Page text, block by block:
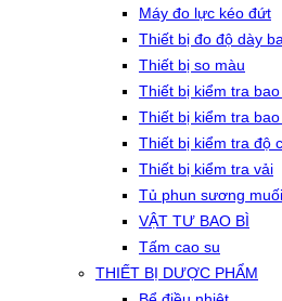
Máy đo lực kéo đứt
Thiết bị đo độ dày
Thiết bị so màu
Thiết bị kiểm tra
Thiết bị kiểm tra
Thiết bị kiểm tra độ
Thiết bị kiểm tra vải
Tủ phun sương muối
VẬT TƯ BAO BÌ
Tấm cao su
THIẾT BỊ DƯỢC PHẨM